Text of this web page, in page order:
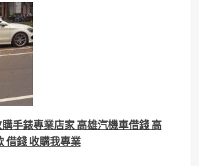
手錶專業店家 高雄汽機車借錢 高
借錢 收購我專業